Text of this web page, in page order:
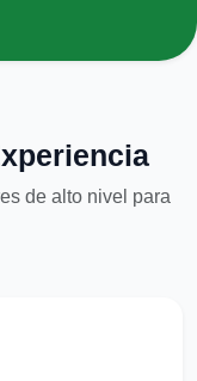
de alto nivel para